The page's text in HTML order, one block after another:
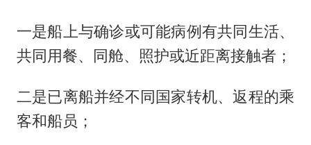
一是船上与确诊或可能病例有共同生活、
共同用餐、同舱、照护或近距离接触者；
二是已离船并经不同国家转机、返程的乘
客和船员；